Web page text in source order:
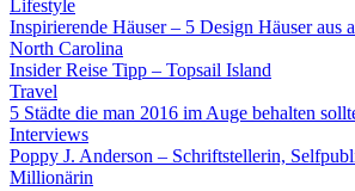
Lifestyle
Inspirierende Häuser – 5 Design Häuser aus
North Carolina
Insider Reise Tipp – Topsail Island
Travel
5 Städte die man 2016 im Auge behalten
Interviews
Poppy J. Anderson – Schriftstellerin,
Millionärin